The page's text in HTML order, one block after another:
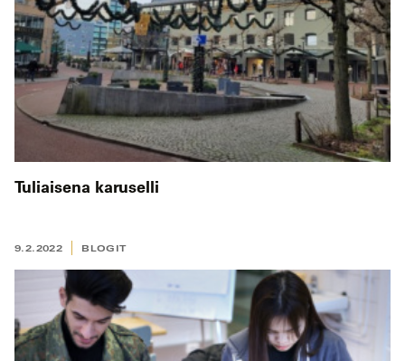
Tuliaisena karuselli
9.2.2022 BLOGIT